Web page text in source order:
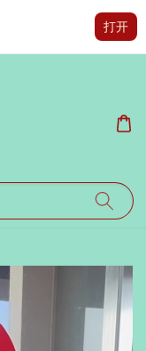
打开